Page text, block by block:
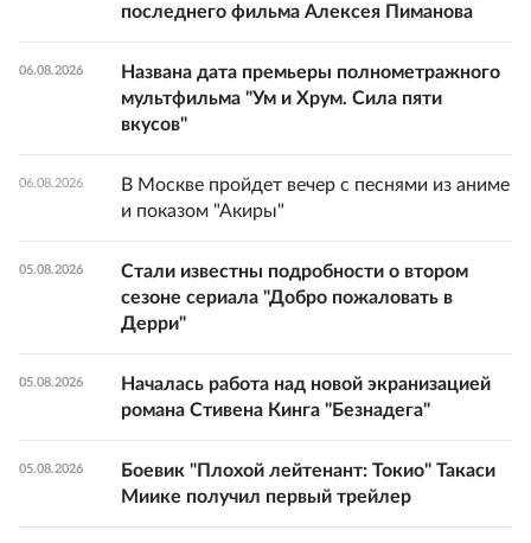
последнего фильма Алексея Пиманова
06.08.2026
Названа дата премьеры полнометражного
мультфильма "Ум и Хрум. Сила пяти
вкусов"
06.08.2026
В Москве пройдет вечер с песнями из аниме
и показом "Акиры"
05.08.2026
Стали известны подробности о втором
сезоне сериала "Добро пожаловать в
Дерри"
05.08.2026
Началась работа над новой экранизацией
романа Стивена Кинга "Безнадега"
05.08.2026
Боевик "Плохой лейтенант: Токио" Такаси
Миике получил первый трейлер